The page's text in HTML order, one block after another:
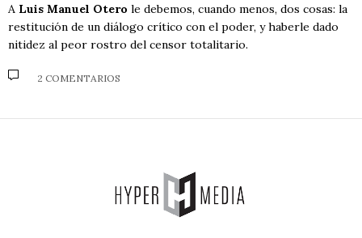
A Luis Manuel Otero le debemos, cuando menos, dos cosas: la
restitución de un diálogo crítico con el poder, y haberle dado
nitidez al peor rostro del censor totalitario.
2 COMENTARIOS